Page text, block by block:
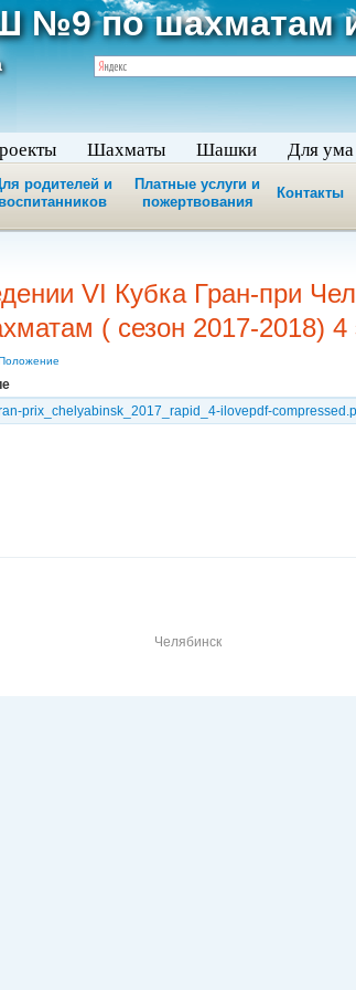
№9 по шахматам
родителей и
Платные услуги и
пожертвования
Контакты
Шахматы Шашки Для ума
VI Кубка Гран-при
( сезон 2017-2018) 4
prix_chelyabinsk_2017_rapid_4-ilovepdf-
Челябинск